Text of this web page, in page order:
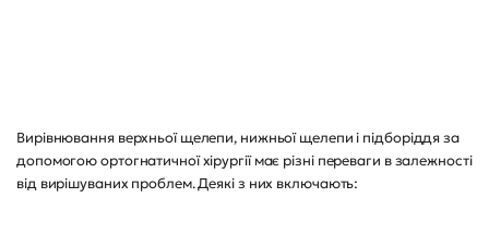
Вирівнювання верхньої щелепи, нижньої щелепи і підборіддя за
допомогою ортогнатичної хірургії має різні переваги в залежності
від вирішуваних проблем. Деякі з них включають: